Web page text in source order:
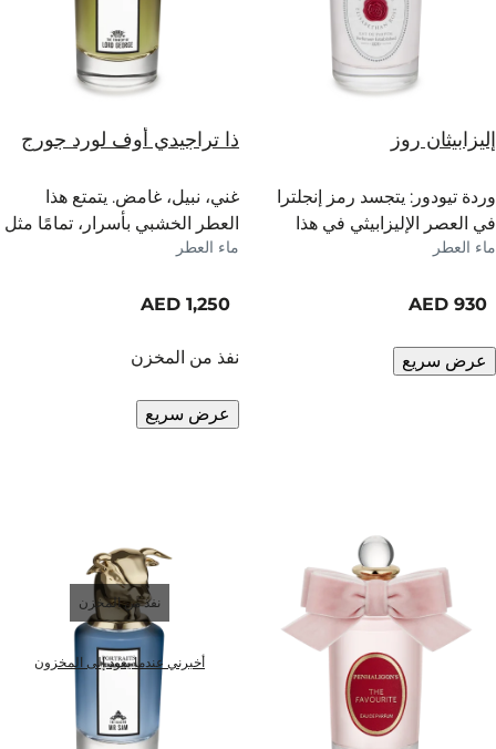
إليزابيثان روز
وردة تيودور: يتجسد رمز إنجلترا
في العصر الإليزابيثي في هذا
العطر المنعش.
ماء العطر
current price
عرض سريع
ذا تراجيدي أوف لورد جورج
غني، نبيل، غامض. يتمتع هذا
العطر الخشبي بأسرار، تمامًا مثل
طبقة الأثرياء القدامى.
ماء العطر
current price
نفذ من المخزن
عرض سريع
نفذ من المخزن
أخبرني عندما يعود إلى المخزون